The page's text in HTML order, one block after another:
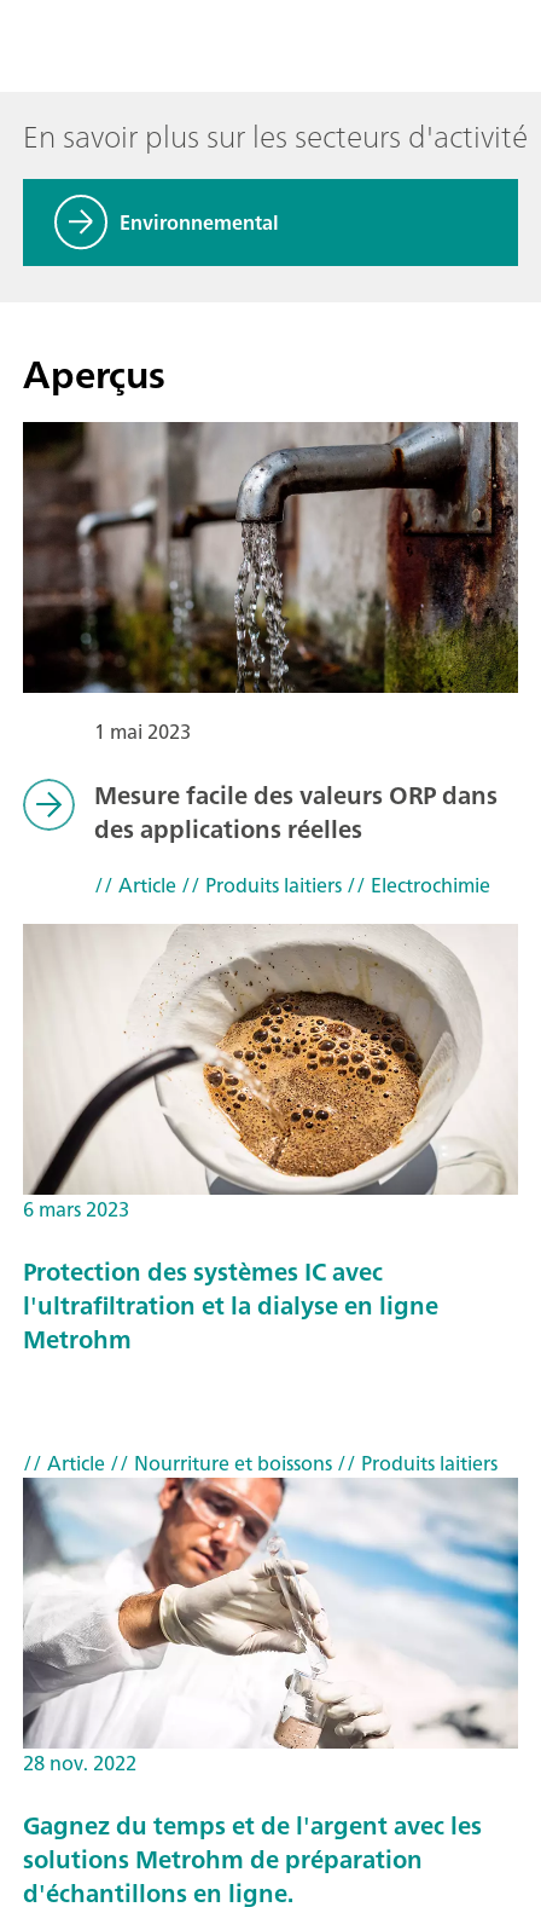
En savoir plus sur les secteurs d'activité
Environnemental
Aperçus
1 mai 2023
Mesure facile des valeurs ORP dans
des applications réelles
// Article// Produits laitiers// Electrochimie
6 mars 2023
Protection des systèmes IC avec
l'ultrafiltration et la dialyse en ligne
Metrohm
// Article// Nourriture et boissons// Produits laitiers
28 nov. 2022
Gagnez du temps et de l'argent avec les
solutions Metrohm de préparation
d'échantillons en ligne.